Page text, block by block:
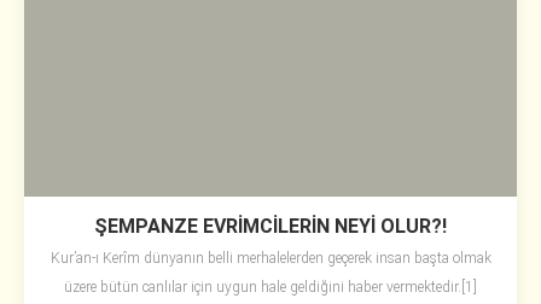
ŞEMPANZE EVRİMCİLERİN NEYİ OLUR?!
Kur’an-ı Kerîm dünyanın belli merhalelerden geçerek insan başta olmak
üzere bütün canlılar için uygun hale geldiğini haber vermektedir.[1]